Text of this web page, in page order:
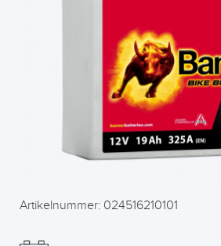
Artikelnummer: 024516210101